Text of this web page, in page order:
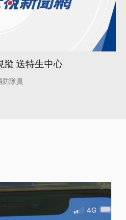
蹤 送特生中心
防隊員